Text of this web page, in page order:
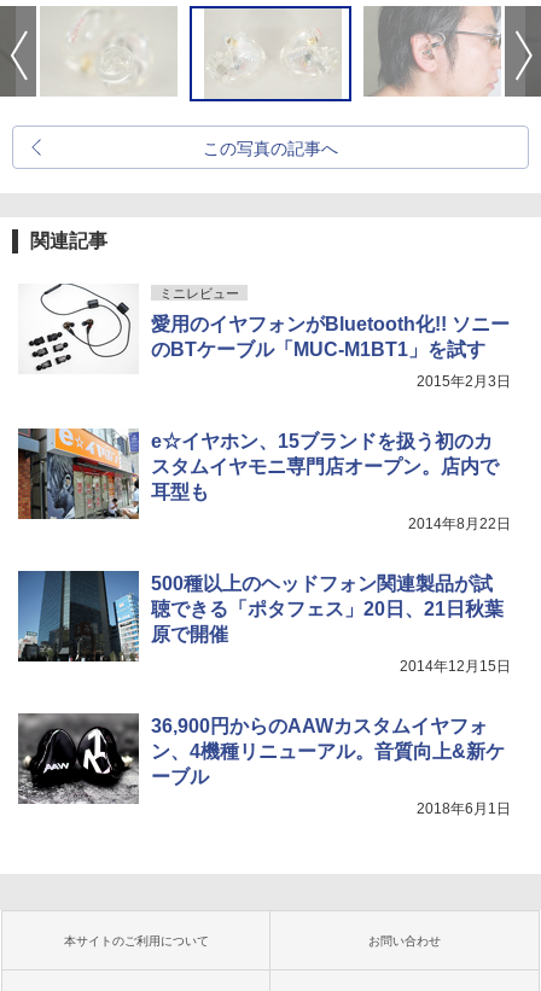
この写真の記事へ
関連記事
ミニレビュー
愛用のイヤフォンがBluetooth化!! ソニー
のBTケーブル「MUC-M1BT1」を試す
2015年2月3日
e☆イヤホン、15ブランドを扱う初のカ
スタムイヤモニ専門店オープン。店内で
耳型も
2014年8月22日
500種以上のヘッドフォン関連製品が試
聴できる「ポタフェス」20日、21日秋葉
原で開催
2014年12月15日
36,900円からのAAWカスタムイヤフォ
ン、4機種リニューアル。音質向上&新ケ
ーブル
2018年6月1日
本サイトのご利用について お問い合わせ